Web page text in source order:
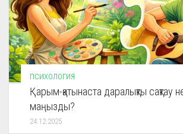
ПСИХОЛОГИЯ
Қарым-қатынаста даралықты сақтау
маңызды?
24.12.2025